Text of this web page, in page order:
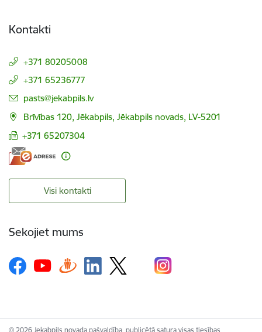
Kontakti
+371 80205008
+371 65236777
E-pasts:
pasts@jekabpils.lv
Brīvības 120, Jēkabpils, Jēkabpils novads, LV-5201
+371 65207304
Visi kontakti
Sekojiet mums
© 2026 Jekabpils novada pašvaldība, publicētā satura visas tiesības